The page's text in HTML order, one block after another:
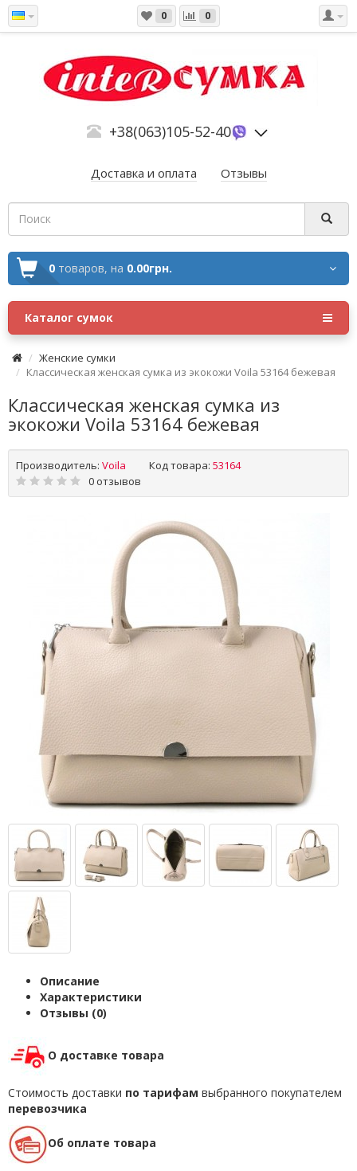
0 0
+38(063)105-52-40
Доставка и оплата Отзывы
0 товаров, на 0.00грн.
Каталог сумок
Женские сумки
Классическая женская сумка из экокожи Voila 53164 бежевая
Классическая женская сумка из
экокожи Voila 53164 бежевая
Производитель: Voila Код товара: 53164
0 отзывов
Описание
Характеристики
Отзывы (0)
О доставке товара
Стоимость доставки по тарифам выбранного покупателем
перевозчика
Об оплате товара